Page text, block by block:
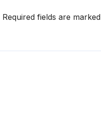
Required fields are marked